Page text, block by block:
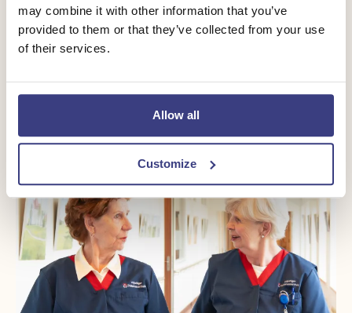
may combine it with other information that you’ve
provided to them or that they’ve collected from your use
of their services.
Allow all
Customize
Flex & oproepkrachten